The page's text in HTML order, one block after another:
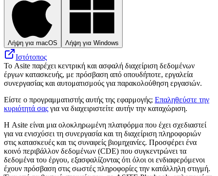
Λήψη για macOS Λήψη για Windows
Ιστότοπος
Το Asite παρέχει κεντρική και ασφαλή διαχείριση δεδομένων
έργων κατασκευής, με πρόσβαση από οπουδήποτε, εργαλεία
συνεργασίας και αυτοματισμούς για παρακολούθηση εργασιών.
Είστε ο προγραμματιστής αυτής της εφαρμογής; Επαληθεύστε την
κυριότητά σας για να διαχειριστείτε αυτήν την καταχώριση.
Η Asite είναι μια ολοκληρωμένη πλατφόρμα που έχει σχεδιαστεί
για να ενισχύσει τη συνεργασία και τη διαχείριση πληροφοριών
στις κατασκευές και τις συναφείς βιομηχανίες. Προσφέρει ένα
κοινό περιβάλλον δεδομένων (CDE) που συγκεντρώνει τα
δεδομένα του έργου, εξασφαλίζοντας ότι όλοι οι ενδιαφερόμενοι
έχουν πρόσβαση στις σωστές πληροφορίες την κατάλληλη στιγμή.